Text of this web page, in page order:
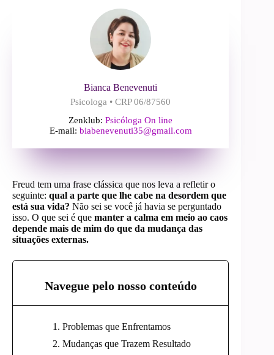
Bianca Benevenuti
Psicologa • CRP 06/87560
Zenklub:Psicóloga On line
E-mail: biabenevenuti35@gmail.com
Freud tem uma frase clássica que nos leva a refletir o
seguinte: qual a parte que lhe cabe na desordem que
está sua vida? Não sei se você já havia se perguntado
isso. O que sei é que manter a calma em meio ao caos
depende mais de mim do que da mudança das
situações externas.
Navegue pelo nosso conteúdo
Problemas que Enfrentamos
Mudanças que Trazem Resultado